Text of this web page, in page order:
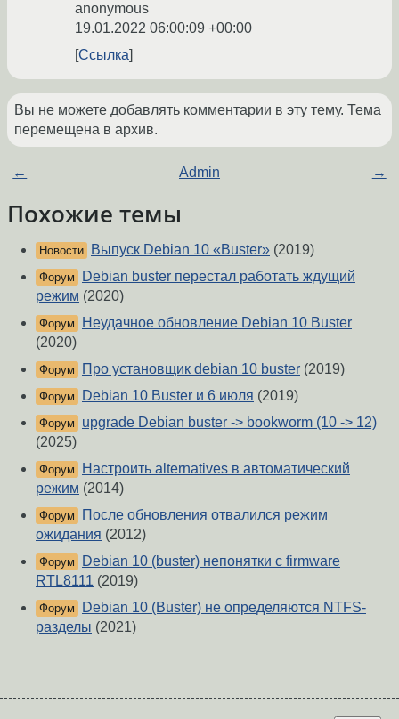
anonymous
19.01.2022 06:00:09 +00:00
Ссылка
Вы не можете добавлять комментарии в эту тему. Тема
перемещена в архив.
← Admin →
Похожие темы
Новости Выпуск Debian 10 «Buster» (2019)
Форум
Debian buster перестал работать ждущий
режим (2020)
Форум
Неудачное обновление Debian 10 Buster
(2020)
Форум Про установщик debian 10 buster (2019)
Форум Debian 10 Buster и 6 июля (2019)
Форум
upgrade Debian buster -> bookworm (10 -> 12)
(2025)
Форум
Настроить alternatives в автоматический
режим (2014)
Форум
После обновления отвалился режим
ожидания (2012)
Форум
Debian 10 (buster) непонятки с firmware
RTL8111 (2019)
Форум
Debian 10 (Buster) не определяются NTFS-
разделы (2021)